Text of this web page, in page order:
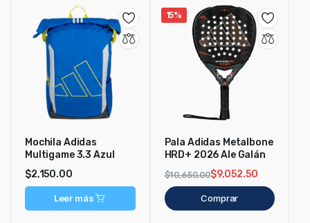
Mochila Adidas
Multigame 3.3 Azul
$2,150.00
Leer más
15%
Pala Adidas Metalbone
HRD+ 2026 Ale Galán
$10,650.00$9,052.50
Comprar